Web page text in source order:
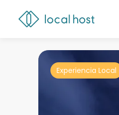
Experiencia Local